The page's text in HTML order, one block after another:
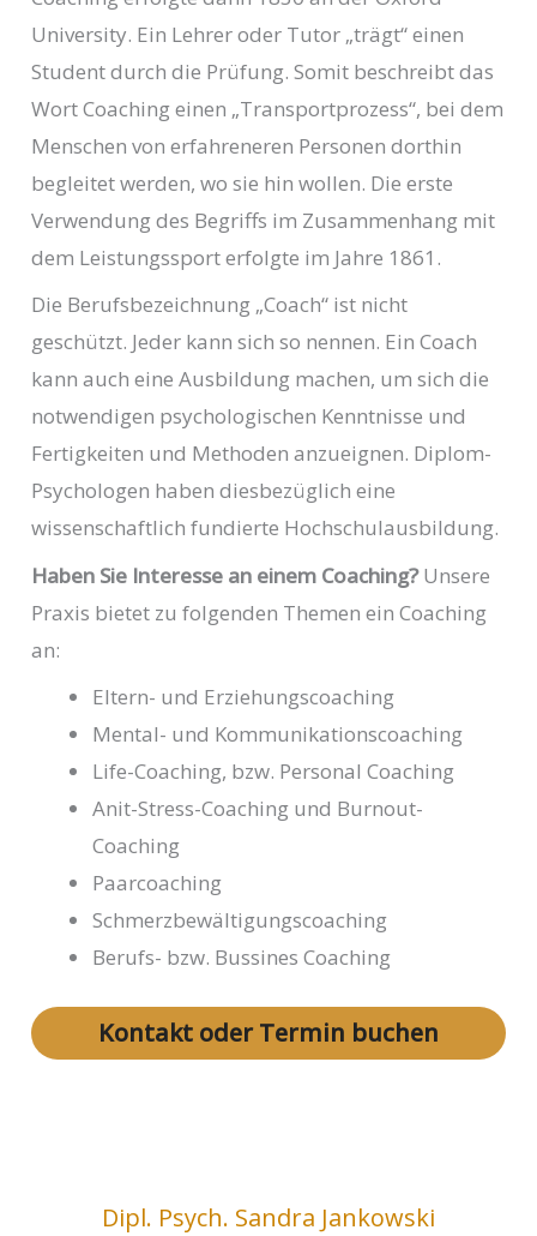
University. Ein Lehrer oder Tutor „trägt“ einen
Student durch die Prüfung. Somit beschreibt das
Wort Coaching einen „Transportprozess“, bei dem
Menschen von erfahreneren Personen dorthin
begleitet werden, wo sie hin wollen. Die erste
Verwendung des Begriffs im Zusammenhang mit
dem Leistungssport erfolgte im Jahre 1861.
Die Berufsbezeichnung „Coach“ ist nicht
geschützt. Jeder kann sich so nennen. Ein Coach
kann auch eine Ausbildung machen, um sich die
notwendigen psychologischen Kenntnisse und
Fertigkeiten und Methoden anzueignen. Diplom-
Psychologen haben diesbezüglich eine
wissenschaftlich fundierte Hochschulausbildung.
Haben Sie Interesse an einem Coaching?Unsere
Praxis bietet zu folgenden Themen ein Coaching
an:
Eltern- und Erziehungscoaching
Mental- und Kommunikationscoaching
Life-Coaching, bzw. Personal Coaching
Anit-Stress-Coaching und Burnout-
Coaching
Paarcoaching
Schmerzbewältigungscoaching
Berufs- bzw. Bussines Coaching
Kontakt oder Termin buchen
Dipl. Psych. Sandra Jankowski